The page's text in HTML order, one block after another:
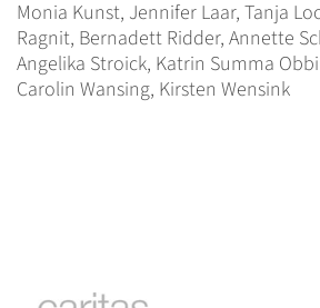
Monia Kunst, Jennifer Laar, Tanja
Ragnit, Bernadett Ridder, Annette
Angelika Stroick, Katrin Summa
Carolin Wansing, Kirsten Wensink